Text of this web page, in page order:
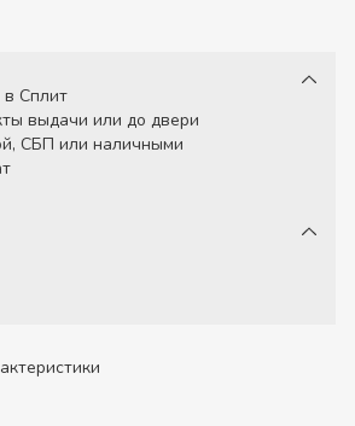
в Сплит
выдачи или до двери
СБП или наличными